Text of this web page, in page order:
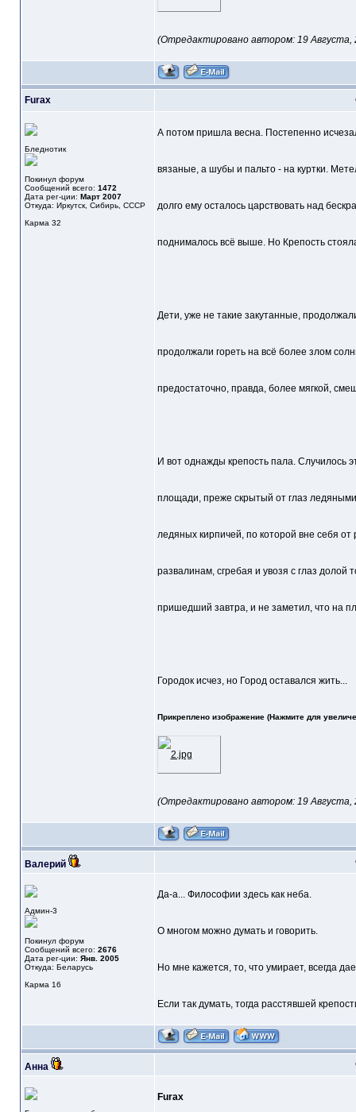
(Отредактировано автором: 19 Августа,
Furax
Бледнотик
Покинул форум
Сообщений всего: 1472
Дата рег-ции: Март 2007
Откуда: Иркутск, Сибирь, СССР
Карма 32
А потом пришла весна. Постепенно
вязаные, а шубы и пальто - на куртки.
долго ему осталось царствовать над
поднималось всё выше. Но Крепость
Дети, уже не такие закутанные,
продолжали гореть на всё более злом
предостаточно, правда, более мягкой,
И вот однажды крепость пала. Случилось
площади, преже скрытый от глаз
ледяных кирпичей, по которой вне себя
развалинам, сгребая и увозя с глаз долой
пришедший завтра, и не заметил, что на
Городок исчез, но Город оставался жить...
Прикреплено изображение (Нажмите для
(Отредактировано автором: 19 Августа,
Валерий
Админ-3
Покинул форум
Сообщений всего: 2676
Дата рег-ции: Янв. 2005
Откуда: Беларусь
Карма 16
Да-а... Философии здесь как неба.
О многом можно думать и говорить.
Но мне кажется, то, что умирает, всегда
Если так думать, тогда расстявшей
Анна
Furax